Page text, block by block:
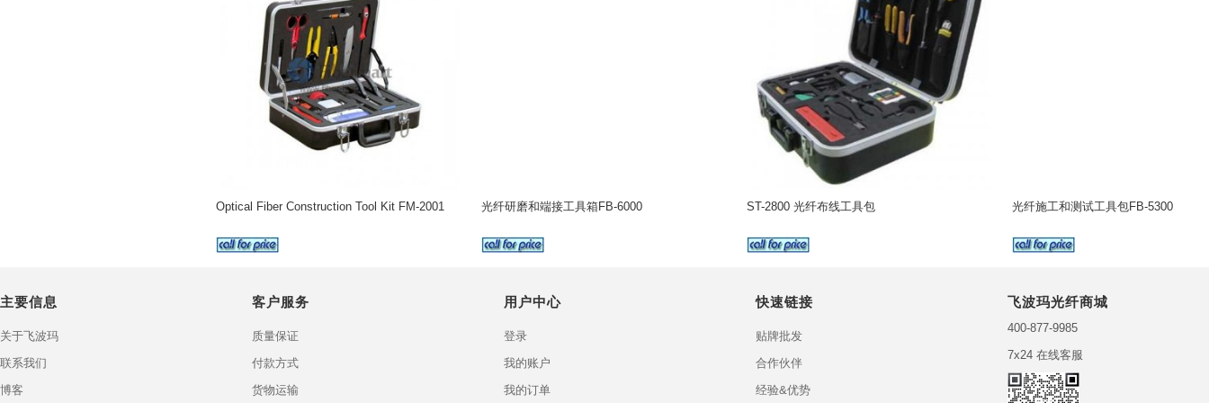
Optical Fiber Construction Tool Kit FM-2001 光纤研磨和端接工具箱FB-6000 ST-2800 光纤布线工具包 光纤施工和测试工具包FB-5300
主要信息
关于飞波玛
联系我们
博客
客户服务
质量保证
付款方式
货物运输
用户中心
登录
我的账户
我的订单
快速链接
贴牌批发
合作伙伴
经验&优势
飞波玛光纤商城
400-877-9985
7x24 在线客服